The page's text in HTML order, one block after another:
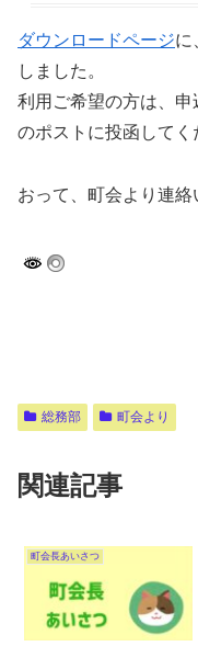
ダウンロードページに
しました。
利用ご希望の方は、
のポストに投函してく
おって、町会より連絡
総務部 町会より
関連記事
町会長あいさつ